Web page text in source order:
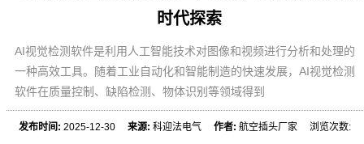
时代探索
AI视觉检测软件是利用人工智能技术对图像和视频进行分析和处理的
一种高效工具。随着工业自动化和智能制造的快速发展，AI视觉检测
软件在质量控制、缺陷检测、物体识别等领域得到
发布时间: 2025-12-30来源: 科迎法电气作者: 航空插头厂家 浏览次数: